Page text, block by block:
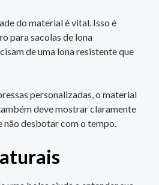
do material é vital. Isso é
para sacolas de lona
de uma lona resistente que
personalizadas, o material
deve mostrar claramente
não desbotar com o tempo.